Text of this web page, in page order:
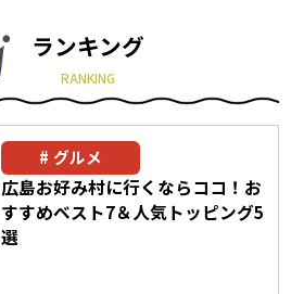
ランキング
RANKING
グルメ
広島お好み村に行くならココ！お
すすめベスト7＆人気トッピング5
選